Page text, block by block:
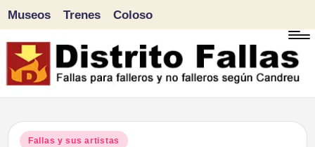
Saltar
al
Museos Trenes Coloso
Publicado
Fallas y sus artistas